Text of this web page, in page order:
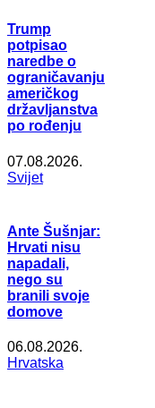
Trump
potpisao
naredbe o
ograničavanju
američkog
državljanstva
po rođenju
07.08.2026.
Svijet
Ante Šušnjar:
Hrvati nisu
napadali,
nego su
branili svoje
domove
06.08.2026.
Hrvatska